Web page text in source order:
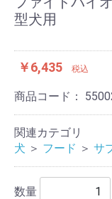
型犬用
￥6,435 税込
商品コード：
関連カテゴリ
犬 ＞ フード ＞ サ
数量